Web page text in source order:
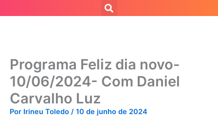
Programa Feliz dia novo-
10/06/2024- Com Daniel
Carvalho Luz
Por Irineu Toledo / 10 de junho de 2024